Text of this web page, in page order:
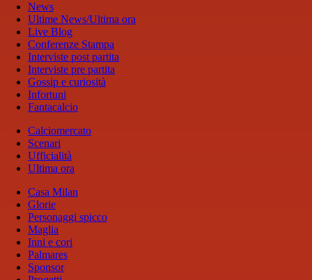
News
Ultime News/Ultima ora
Live Blog
Conferenze Stampa
Interviste post partita
Interviste pre partita
Gossip e curiosità
Infortuni
Fantacalcio
Calciomercato
Scenari
Ufficialità
Ultima ora
Casa Milan
Glorie
Personaggi spicco
Maglia
Inni e cori
Palmares
Sponsor